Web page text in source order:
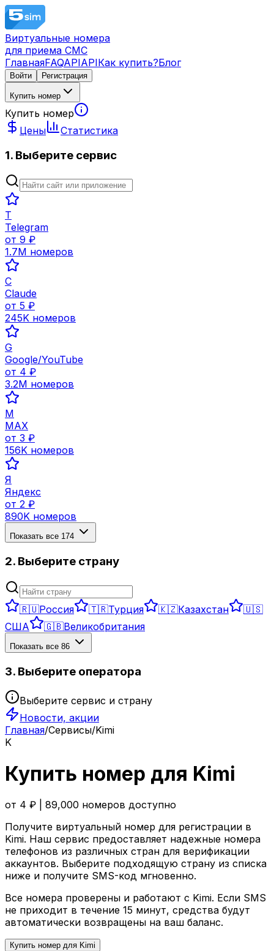
Виртуальные номера
для приема СМС
ГлавнаяFAQAPIAPIКак купить?Блог
Войти Регистрация
Купить номер
Купить номер
Цены
Статистика
1. Выберите сервис
T
Telegram
от 9 ₽
1.7M номеров
C
Claude
от 5 ₽
245K номеров
G
Google/YouTube
от 4 ₽
3.2M номеров
M
MAX
от 3 ₽
156K номеров
Я
Яндекс
от 2 ₽
890K номеров
Показать все 174
2. Выберите страну
🇷🇺Россия 🇹🇷Турция 🇰🇿Казахстан
🇺🇸
США
🇬🇧Великобритания
Показать все 86
3. Выберите оператора
Выберите сервис и страну
Новости, акции
Главная/Сервисы/Kimi
K
Купить номер для Kimi
от 4 ₽ | 89,000 номеров доступно
Получите виртуальный номер для регистрации в
Kimi. Наш сервис предоставляет надежные номера
телефонов из различных стран для верификации
аккаунтов. Выберите подходящую страну из списка
ниже и получите SMS-код мгновенно.
Все номера проверены и работают с Kimi. Если SMS
не приходит в течение 15 минут, средства будут
автоматически возвращены на ваш баланс.
Купить номер для Kimi